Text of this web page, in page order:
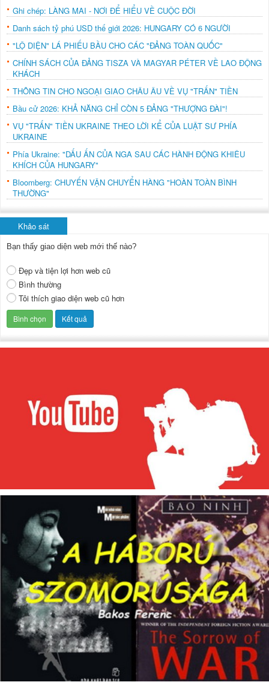
Ghi chép: LÀNG MAI - NƠI ĐỂ HIỂU VỀ CUỘC ĐỜI
Danh sách tỷ phú USD thế giới 2026: HUNGARY CÓ 6 NGƯỜI
"LỘ DIỆN" LÁ PHIẾU BẦU CHO CÁC "ĐẢNG TOÀN QUỐC"
CHÍNH SÁCH CỦA ĐẢNG TISZA VÀ MAGYAR PÉTER VỀ LAO ĐỘNG
KHÁCH
THÔNG TIN CHO NGOẠI GIAO CHÂU ÂU VỀ VỤ "TRẤN" TIỀN
Bầu cử 2026: KHẢ NĂNG CHỈ CÒN 5 ĐẢNG "THƯỢNG ĐÀI"!
VỤ "TRẤN" TIỀN UKRAINE THEO LỜI KỂ CỦA LUẬT SƯ PHÍA
UKRAINE
Phía Ukraine: "DẤU ẤN CỦA NGA SAU CÁC HÀNH ĐỘNG KHIÊU
KHÍCH CỦA HUNGARY"
Bloomberg: CHUYẾN VẬN CHUYỂN HÀNG "HOÀN TOÀN BÌNH
THƯỜNG"
Khảo sát
Bạn thấy giao diện web mới thế nào?
Đẹp và tiện lợi hơn web cũ
Bình thường
Tôi thích giao diện web cũ hơn